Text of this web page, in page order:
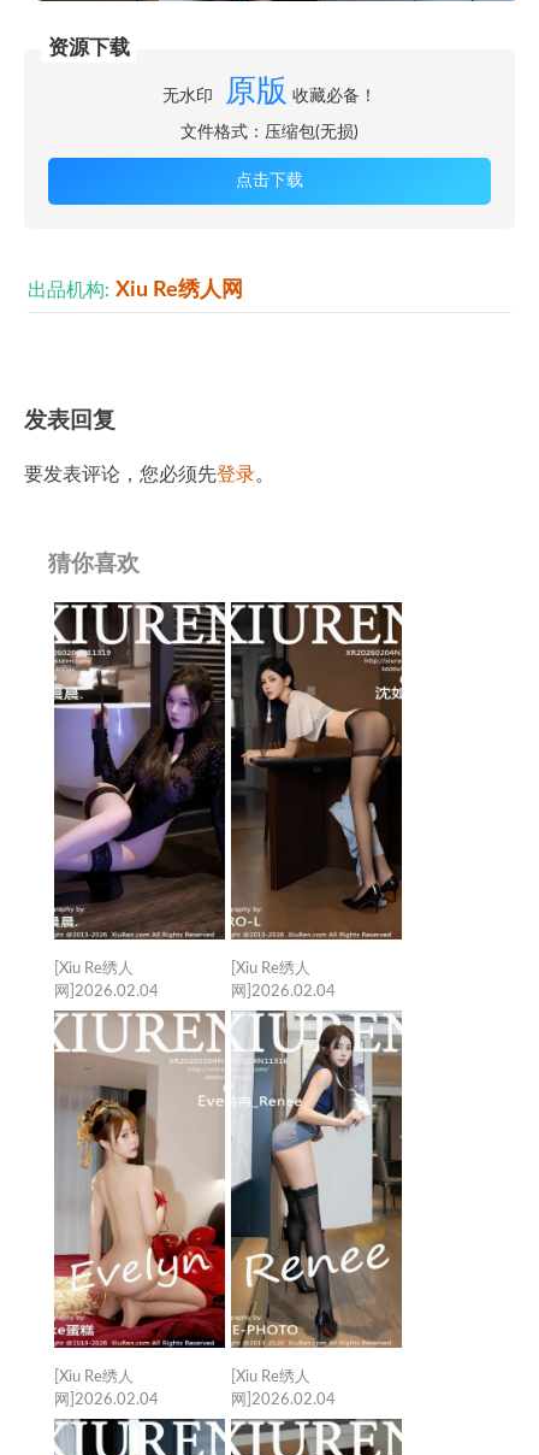
资源下载
无水印 原版 收藏必备！
文件格式：压缩包(无损)
点击下载
出品机构: Xiu Re绣人网
发表回复
要发表评论，您必须先登录。
猜你喜欢
[Xiu Re绣人
网]2026.02.04
VOL.11319 杨晨晨
[72+1P／957MB]
[Xiu Re绣人
网]2026.02.04
VOL.11318 沈如斯
[66+1P／838MB]
[Xiu Re绣人
网]2026.02.04
VOL.11317
Evelyn[63+1P／
[Xiu Re绣人
网]2026.02.04
VOL.11316 姜冉冉
_Renee@[76+1P／